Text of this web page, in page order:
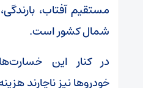
مستقیم آفتاب،
شمال کشور است.
در کنار این
خودروها نیز ناچارند